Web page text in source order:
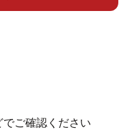
ご確認ください